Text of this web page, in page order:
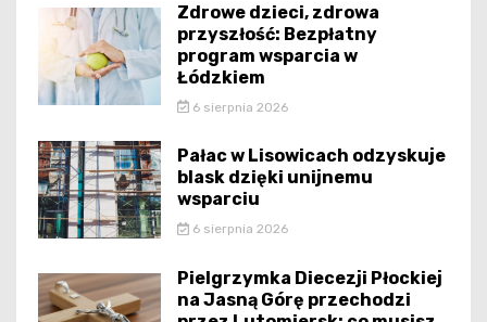
Zdrowe dzieci, zdrowa
przyszłość: Bezpłatny
program wsparcia w
Łódzkiem
6 sierpnia 2026
Pałac w Lisowicach odzyskuje
blask dzięki unijnemu
wsparciu
6 sierpnia 2026
Pielgrzymka Diecezji Płockiej
na Jasną Górę przechodzi